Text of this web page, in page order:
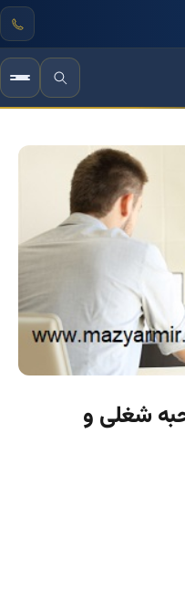
شغلی و